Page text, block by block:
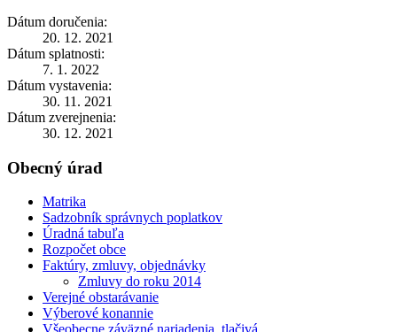
Dátum doručenia:
20. 12. 2021
Dátum splatnosti:
7. 1. 2022
Dátum vystavenia:
30. 11. 2021
Dátum zverejnenia:
30. 12. 2021
Obecný úrad
Matrika
Sadzobník správnych poplatkov
Úradná tabuľa
Rozpočet obce
Faktúry, zmluvy, objednávky
Zmluvy do roku 2014
Verejné obstarávanie
Výberové konannie